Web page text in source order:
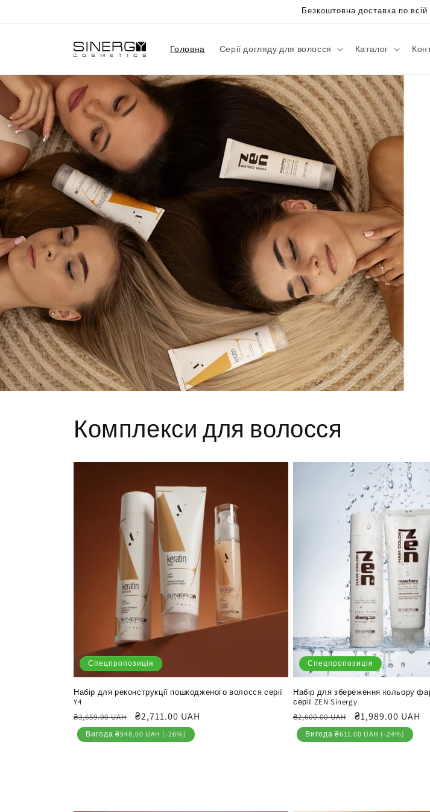
Безкоштовна доставка по всій
Головна Серії догляду для волосся Каталог
Комплекси для волосся
Спецпропозиція
Набір для реконструкції пошкодженого волосся серії
Y4
Звичайна
ціна
₴3,659.00 UAH
Ціна
продажу
₴2,711.00 UAH
Вигода ₴948.00 UAH (-26%)
Спецпропозиція
Набір для збереження кольору
серії ZEN Sinergy
Звичайна
ціна
₴2,600.00 UAH
Ціна
продажу
₴1,989.00 UAH
Вигода ₴611.00 UAH (-24%)